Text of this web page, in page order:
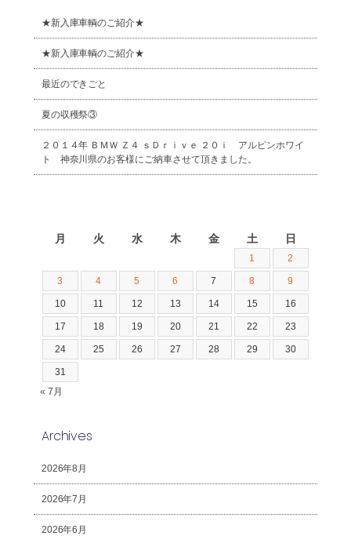
★新入庫車輌のご紹介★
★新入庫車輌のご紹介★
最近のできごと
夏の収穫祭③
２０１４年 ＢＭＷ Ｚ４ ｓＤｒｉｖｅ ２０ｉ アルピンホワイ
ト 神奈川県のお客様にご納車させて頂きました。
月 火 水 木 金 土 日
1 2
3 4 5 6 7 8 9
10 11 12 13 14 15 16
17 18 19 20 21 22 23
24 25 26 27 28 29 30
31
« 7月
Archives
2026年8月
2026年7月
2026年6月